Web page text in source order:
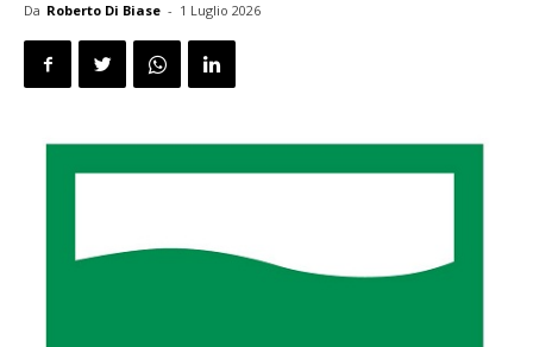
Da Roberto Di Biase - 1 Luglio 2026